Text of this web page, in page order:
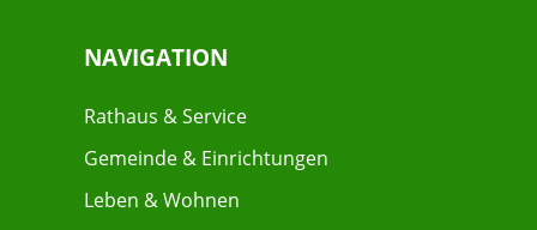
NAVIGATION
Rathaus & Service
Gemeinde & Einrichtungen
Leben & Wohnen